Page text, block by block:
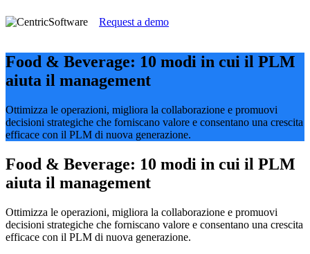
Request a demo
Food & Beverage: 10 modi in cui il PLM
aiuta il management
Ottimizza le operazioni, migliora la collaborazione e promuovi
decisioni strategiche che forniscano valore e consentano una crescita
efficace con il PLM di nuova generazione.
Food & Beverage: 10 modi in cui il PLM
aiuta il management
Ottimizza le operazioni, migliora la collaborazione e promuovi
decisioni strategiche che forniscano valore e consentano una crescita
efficace con il PLM di nuova generazione.